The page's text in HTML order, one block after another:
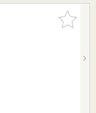
お気に入
りに追加